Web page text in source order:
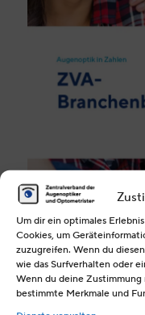
Um dir ein optimales
Cookies, um
zuzugreifen. Wenn du
wie das Surfverhalten oder
Wenn du deine
bestimmte Merkmale und
Seit 2010
Branchenzahlen
mit einemAusblick